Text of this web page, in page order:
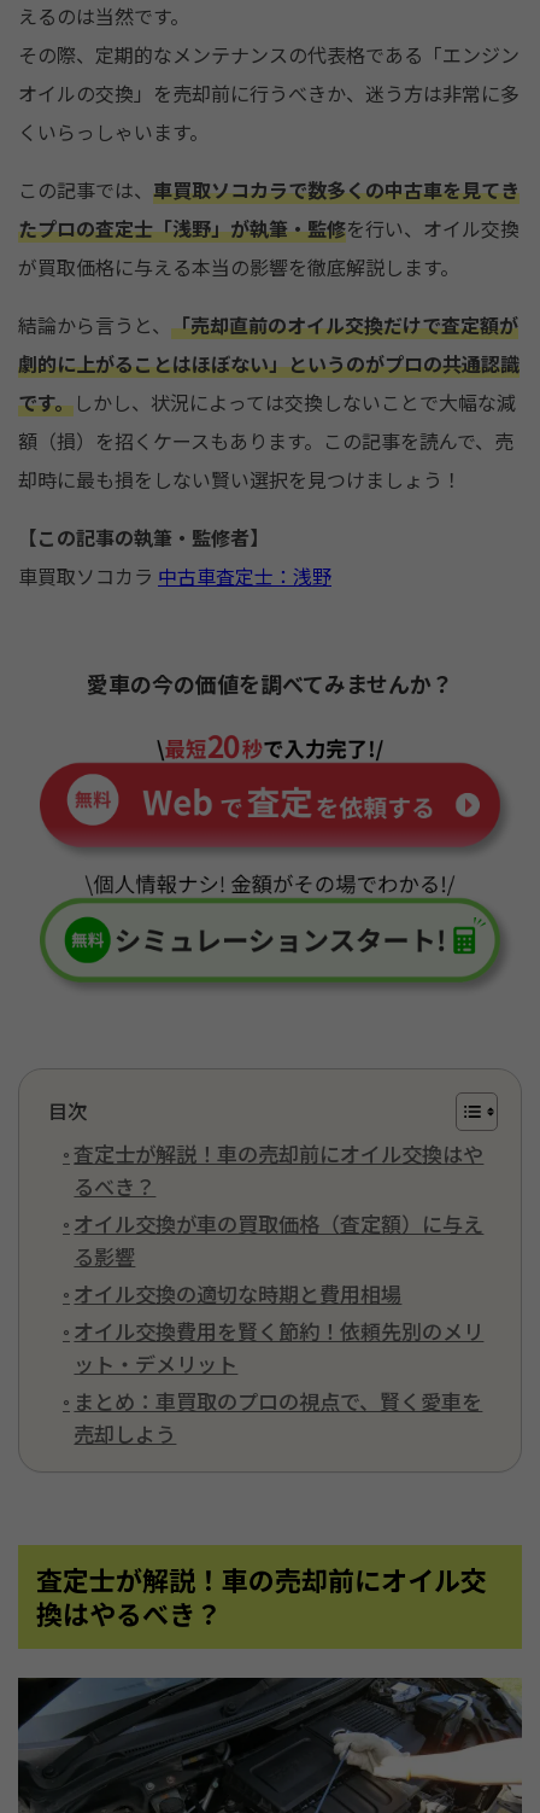
えるのは当然です。
その際、定期的なメンテナンスの代表格である「エンジン
オイルの交換」を売却前に行うべきか、迷う方は非常に多
くいらっしゃいます。
この記事では、 車買取ソコカラで数多くの中古車を見てき
たプロの査定士「浅野」が執筆・監修を行い、オイル交換
が買取価格に与える本当の影響を徹底解説します。
結論から言うと、 「売却直前のオイル交換だけで査定額が
劇的に上がることはほぼない」というのがプロの共通認識
です。しかし、状況によっては交換しないことで大幅な減
額（損）を招くケースもあります。この記事を読んで、売
却時に最も損をしない賢い選択を見つけましょう！
【この記事の執筆・監修者】
車買取ソコカラ 中古車査定士：浅野
愛車の今の価値を調べてみませんか？
目次
査定士が解説！車の売却前にオイル交換はや
るべき？
オイル交換が車の買取価格（査定額）に与え
る影響
オイル交換の適切な時期と費用相場
オイル交換費用を賢く節約！依頼先別のメリ
ット・デメリット
まとめ：車買取のプロの視点で、賢く愛車を
売却しよう
査定士が解説！車の売却前にオイル交
換はやるべき？